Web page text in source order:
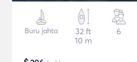
Buru jahta
32 ft
10 m
6